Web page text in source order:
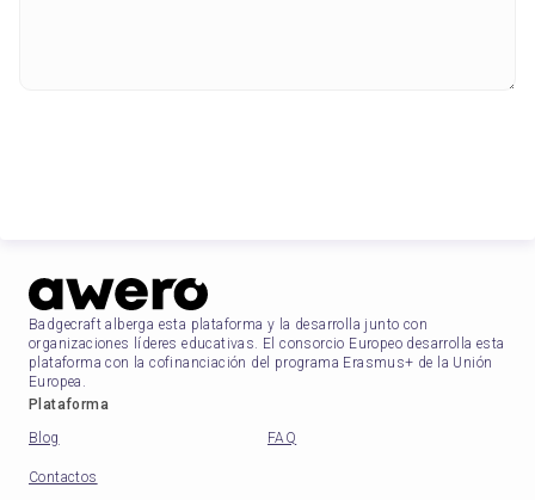
Badgecraft alberga esta plataforma y la desarrolla junto con
organizaciones líderes educativas. El consorcio Europeo desarrolla esta
plataforma con la cofinanciación del programa Erasmus+ de la Unión
Europea.
Plataforma
Blog
FAQ
Contactos